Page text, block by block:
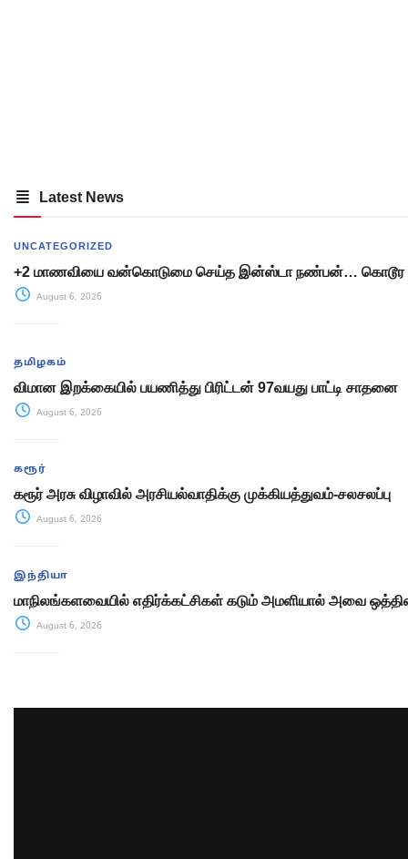
Latest News
UNCATEGORIZED
+2 மாணவியை வன்கொடுமை செய்த இன்ஸ்டா நண்பன்… கொடூர
August 6, 2026
தமிழகம்
விமான இறக்கையில் பயணித்து பிரிட்டன் 97வயது பாட்டி சாதனை
August 6, 2026
கரூர்
கரூர் அரசு விழாவில் அரசியல்வாதிக்கு முக்கியத்துவம்-சலசலப்பு
August 6, 2026
இந்தியா
மாநிலங்களவையில் எதிர்க்கட்சிகள் கடும் அமளியால் அவை
August 6, 2026